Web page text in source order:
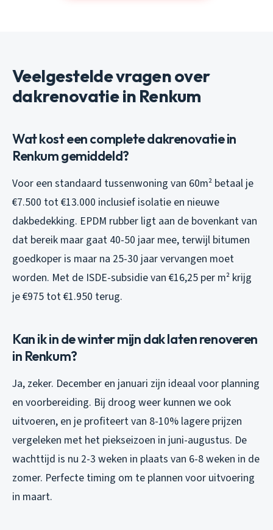
Veelgestelde vragen over
dakrenovatie in Renkum
Wat kost een complete dakrenovatie in
Renkum gemiddeld?
Voor een standaard tussenwoning van 60m² betaal je
€7.500 tot €13.000 inclusief isolatie en nieuwe
dakbedekking. EPDM rubber ligt aan de bovenkant van
dat bereik maar gaat 40-50 jaar mee, terwijl bitumen
goedkoper is maar na 25-30 jaar vervangen moet
worden. Met de ISDE-subsidie van €16,25 per m² krijg
je €975 tot €1.950 terug.
Kan ik in de winter mijn dak laten renoveren
in Renkum?
Ja, zeker. December en januari zijn ideaal voor planning
en voorbereiding. Bij droog weer kunnen we ook
uitvoeren, en je profiteert van 8-10% lagere prijzen
vergeleken met het piekseizoen in juni-augustus. De
wachttijd is nu 2-3 weken in plaats van 6-8 weken in de
zomer. Perfecte timing om te plannen voor uitvoering
in maart.